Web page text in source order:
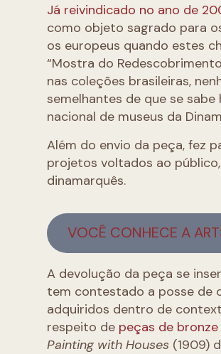
Já reivindicado no ano de
como objeto sagrado para
os europeus quando estes
“Mostra do
nas coleções brasileiras,
semelhantes de que se
nacional de museus da
Além do envio da peça, fez
projetos voltados ao
dinamarquês.
VOCÊ CONHECE A
A devolução da peça se
tem contestado a posse de
adquiridos dentro de
respeito de peças de bronze
Painting with Houses (1909)